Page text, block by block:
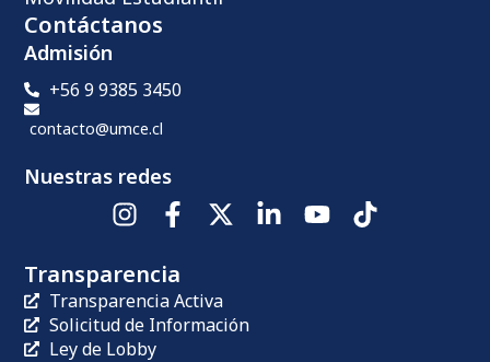
Contáctanos
Admisión
+56 9 9385 3450
contacto@umce.cl
Nuestras redes
Transparencia
Transparencia Activa
Solicitud de Información
Ley de Lobby